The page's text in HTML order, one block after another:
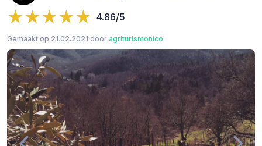
4.86/5
Gemaakt op 21.02.2021 door agriturismonico